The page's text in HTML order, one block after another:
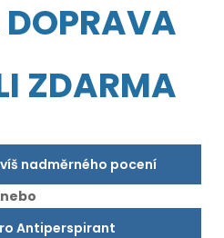
DOPRAVA
ZDARMA
nadměrného pocení
nebo
Antiperspirant